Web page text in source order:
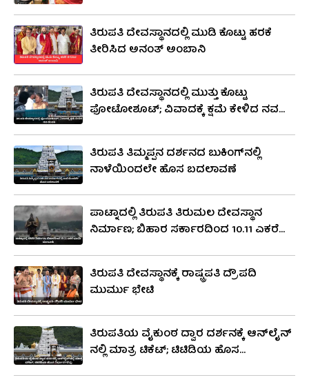
ದೇವಸ್ಥಾನದ ಹುಂಡಿಯಲ್ಲಿ ತಮ್ಮ ದಾನವನ್ನು ನೀಡುವುದು
ವಾಡಿಕೆ.
ಆಂಧ್ರ ಪ್ರದೇಶ ಸರ್ಕಾರದ ನಿಯಂತ್ರಣದಲ್ಲಿರುವ
ತಿರುಮಲ ತಿರುಪತಿ ದೇವಸ್ತಾನಂ​ (TTD) ಈ
ದೇವಾಲಯವನ್ನು ನಡೆಸುತ್ತಿದೆ. ಟಿಟಿಡಿಯ ಮುಖ್ಯಸ್ಥರನ್ನು
ಆಂಧ್ರ ಪ್ರದೇಶ ಸರ್ಕಾರ ನೇಮಿಸುತ್ತದೆ.
ತಿರುಪತಿ ದೇವಸ್ಥಾನದಲ್ಲಿ ಮುಡಿ ಕೊಟ್ಟು ಹರಕೆ
ತೀರಿಸಿದ ಅನಂತ್ ಅಂಬಾನಿ
ತಿರುಪತಿ ದೇವಸ್ಥಾನದಲ್ಲಿ ಮುತ್ತು ಕೊಟ್ಟು
ಫೋಟೋಶೂಟ್; ವಿವಾದಕ್ಕೆ ಕ್ಷಮೆ ಕೇಳಿದ ನವ
ತಿರುಪತಿ ತಿಮ್ಮಪ್ಪನ ದರ್ಶನದ ಬುಕಿಂಗ್​ನಲ್ಲಿ
ನಾಳೆಯಿಂದಲೇ ಹೊಸ ಬದಲಾವಣೆ
ಪಾಟ್ನಾದಲ್ಲಿ ತಿರುಪತಿ ತಿರುಮಲ ದೇವಸ್ಥಾನ
ನಿರ್ಮಾಣ; ಬಿಹಾರ ಸರ್ಕಾರದಿಂದ 10.11 ಎಕರೆ
ತಿರುಪತಿ ದೇವಸ್ಥಾನಕ್ಕೆ ರಾಷ್ಟ್ರಪತಿ ದ್ರೌಪದಿ
ಮುರ್ಮು ಭೇಟಿ
ತಿರುಪತಿಯ ವೈಕುಂಠ ದ್ವಾರ ದರ್ಶನಕ್ಕೆ ಆನ್​ಲೈನ್​
ನಲ್ಲಿ ಮಾತ್ರ ಟಿಕೆಟ್​; ಟಿಟಿಡಿಯ ಹೊಸ